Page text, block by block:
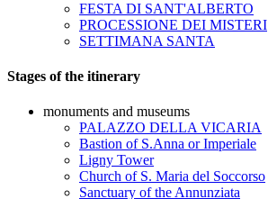
FESTA DI SANT'ALBERTO
PROCESSIONE DEI MISTERI
SETTIMANA SANTA
Stages of the itinerary
monuments and museums
PALAZZO DELLA VICARIA
Bastion of S.Anna or Imperiale
Ligny Tower
Church of S. Maria del Soccorso
Sanctuary of the Annunziata